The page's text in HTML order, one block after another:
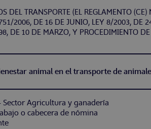
DEL TRANSPORTE (EL REGLAMENTO
2006, DE 16 DE JUNIO, LEY 8/2003, DE
DE 10 DE MARZO, Y PROCEDIMIENTO
animal en el transporte de
Sector Agricultura y ganadería
o cabecera de nómina